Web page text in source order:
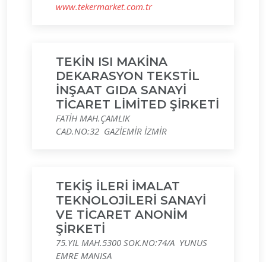
www.tekermarket.com.tr
TEKİN ISI MAKİNA
DEKARASYON TEKSTİL
İNŞAAT GIDA SANAYİ
TİCARET LİMİTED ŞİRKETİ
FATİH MAH.ÇAMLIK
CAD.NO:32 GAZİEMİR İZMİR
TEKİŞ İLERİ İMALAT
TEKNOLOJİLERİ SANAYİ
VE TİCARET ANONİM
ŞİRKETİ
75.YIL MAH.5300 SOK.NO:74/A YUNUS
EMRE MANISA